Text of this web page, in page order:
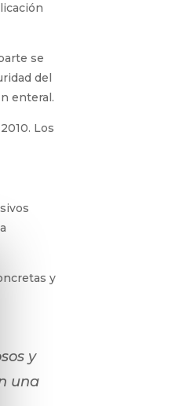
se
del
enteral.
Los
y
y
una